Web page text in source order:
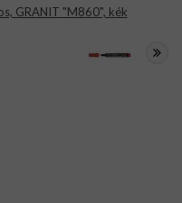
GRANIT "M860", kék